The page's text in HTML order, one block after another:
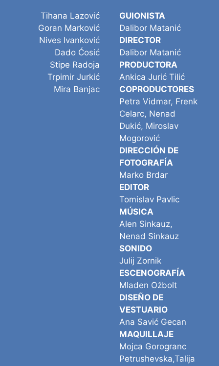
Tihana Lazović
Goran Marković
Nives Ivanković
Dado Ćosić
Stipe Radoja
Trpimir Jurkić
Mira Banjac
GUIONISTA
Dalibor Matanić
DIRECTOR
Dalibor Matanić
PRODUCTORA
Ankica Jurić Tilić
COPRODUCTORES
Petra Vidmar, Frenk
Celarc, Nenad
Dukić, Miroslav
Mogorović
DIRECCIÓN DE
FOTOGRAFÍA
Marko Brdar
EDITOR
Tomislav Pavlic
MÚSICA
Alen Sinkauz,
Nenad Sinkauz
SONIDO
Julij Zornik
ESCENOGRAFÍA
Mladen Ožbolt
DISEÑO DE
VESTUARIO
Ana Savić Gecan
MAQUILLAJE
Mojca Gorogranc
Petrushevska,Talija